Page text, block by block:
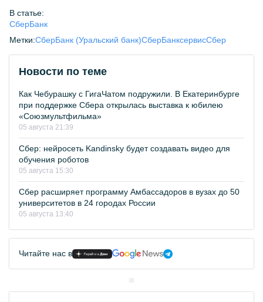
В статье:
СберБанк
Метки:СберБанк (Уральский банк)СберБанксервисСбер
Новости по теме
Как Чебурашку с ГигаЧатом подружили. В Екатеринбурге
при поддержке Сбера открылась выставка к юбилею
«Союзмультфильма»
05 августа 21:39
Сбер: нейросеть Kandinsky будет создавать видео для
обучения роботов
05 августа 15:30
Сбер расширяет программу Амбассадоров в вузах до 50
университетов в 24 городах России
05 августа 13:40
Читайте нас в